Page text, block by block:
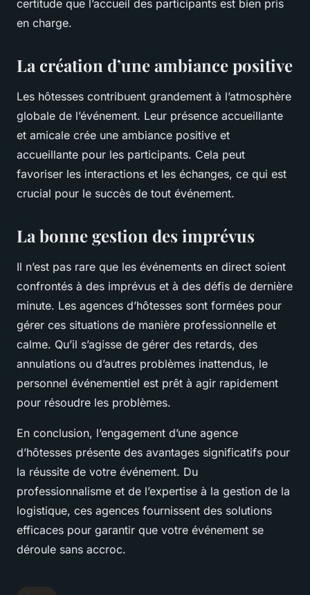
certitude que l’accueil des participants est bien pris
en charge.
La création d’une ambiance positive
Les hôtesses contribuent grandement à l’atmosphère
globale de l’événement. Leur présence accueillante
et amicale crée une ambiance positive et
accueillante pour les participants. Cela peut
favoriser les interactions et les échanges, ce qui est
crucial pour le succès de tout événement.
La bonne gestion des imprévus
Il n’est pas rare que les événements en direct soient
confrontés à des imprévus et à des défis de dernière
minute. Les agences d’hôtesses sont formées pour
gérer ces situations de manière professionnelle et
calme. Qu’il s’agisse de gérer des retards, des
annulations ou d’autres problèmes inattendus, le
personnel événementiel est prêt à agir rapidement
pour résoudre les problèmes.
En conclusion, l’engagement d’une agence
d’hôtesses présente des avantages significatifs pour
la réussite de votre événement. Du
professionnalisme et de l’expertise à la gestion de la
logistique, ces agences fournissent des solutions
efficaces pour garantir que votre événement se
déroule sans accroc.